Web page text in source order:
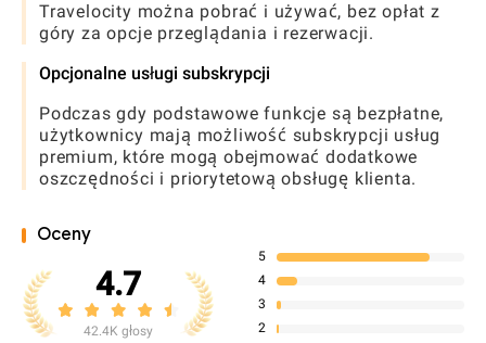
Travelocity można pobrać i używać, bez opłat z
góry za opcje przeglądania i rezerwacji.
Opcjonalne usługi subskrypcji
Podczas gdy podstawowe funkcje są bezpłatne,
użytkownicy mają możliwość subskrypcji usług
premium, które mogą obejmować dodatkowe
oszczędności i priorytetową obsługę klienta.
Oceny
4.7
42.4K głosy
5
4
3
2